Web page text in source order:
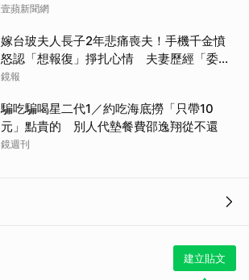
壹蘋新聞網
嫁台玻夫人長子2年悲痛喪夫！手機千金憤
怒認「想報復」掙扎心情 夫妻歷經「委屈
與不平」只能安靜
鏡報
騙吃騙喝星二代1／約吃海底撈「只帶10
元」點貴的 別人代墊餐費邵逸翔從不還
鏡週刊
建立貼文